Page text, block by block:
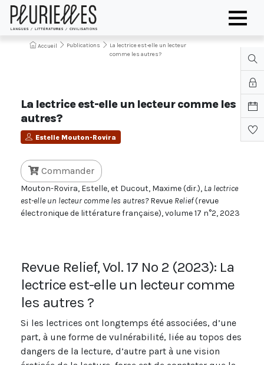
Accueil Publications
La lectrice est-elle un lecteur
comme les autres?
La lectrice est-elle un lecteur comme les
autres?
Estelle Mouton-Rovira
Commander
Mouton-Rovira, Estelle, et Ducout, Maxime (dir.), La lectrice
est-elle un lecteur comme les autres?Revue Relief(revue
électronique de littérature française), volume 17 n°2, 2023
Revue Relief, Vol. 17 No 2 (2023): La
lectrice est-elle un lecteur comme
les autres ?
Si les lectrices ont longtemps été associées, d’une
part, à une forme de vulnérabilité, liée au topos des
dangers de la lecture, d’autre part à une vision